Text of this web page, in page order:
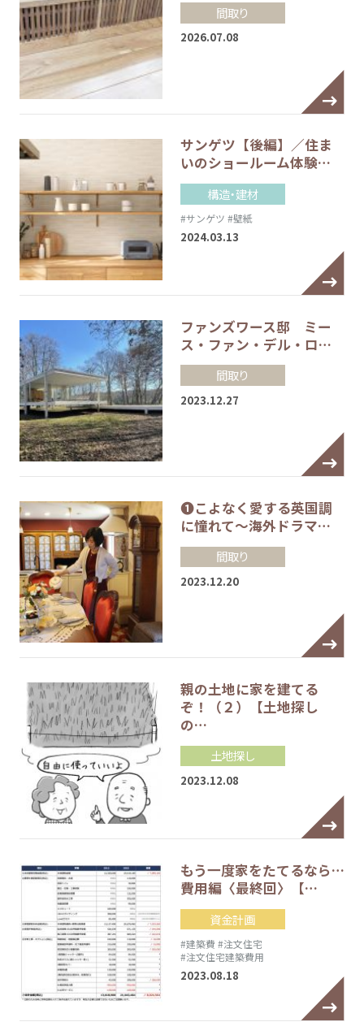
間取り
2026.07.08
サンゲツ【後編】／住ま
いのショールーム体験…
構造・建材
#サンゲツ #壁紙
2024.03.13
ファンズワース邸 ミー
ス・ファン・デル・ロ…
間取り
2023.12.27
❶こよなく愛する英国調
に憧れて～海外ドラマ…
間取り
2023.12.20
親の土地に家を建てる
ぞ！（２）【土地探し
の…
土地探し
2023.12.08
もう一度家をたてるなら…
費用編〈最終回〉【…
資金計画
#建築費 #注文住宅
#注文住宅建築費用
2023.08.18